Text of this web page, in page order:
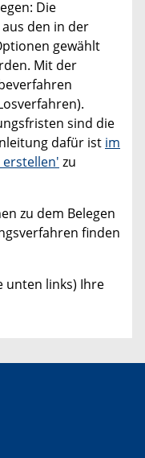
Die
den in der
gewählt
Mit der
sind die
dafür ist im
zu
zu dem Belegen
finden
unten links) Ihre